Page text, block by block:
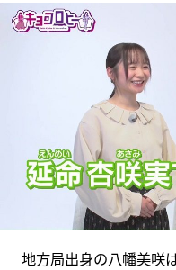
地方局出身の八幡美咲